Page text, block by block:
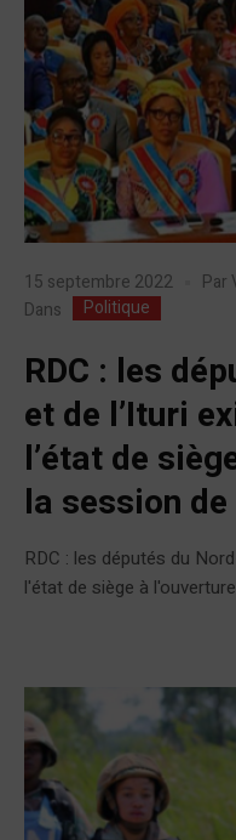
15 septembre 2022 Par
Dans
Politique
RDC : les
et de l’Ituri
l’état de
la session
RDC : les députés du
l'état de siège à